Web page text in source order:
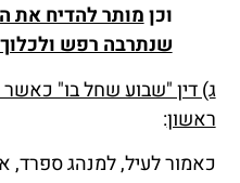
וכןמותר להדיח את
שנתרבה רפש ולכלוך
ג) דין "שבוע שחל בו"
ראשון:
כאמור לעיל, למנהג ספרד,